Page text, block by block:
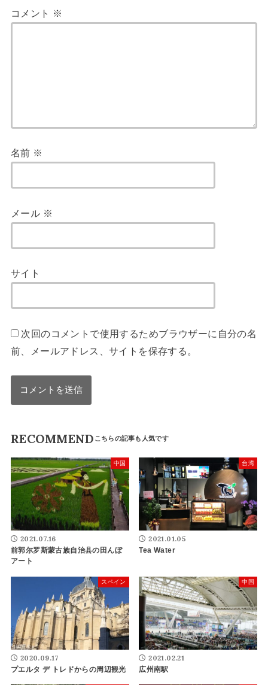
コメント ※
名前 ※
メール ※
サイト
次回のコメントで使用するためブラウザーに自分の名
前、メールアドレス、サイトを保存する。
RECOMMEND
中国
2021.07.16
前郭尔罗斯蒙古族自治县の田んぼ
アート
台湾
2021.01.05
Tea Water
スペイン
2020.09.17
プエルタ デ トレドからの周辺観光
中国
2021.02.21
広州南駅